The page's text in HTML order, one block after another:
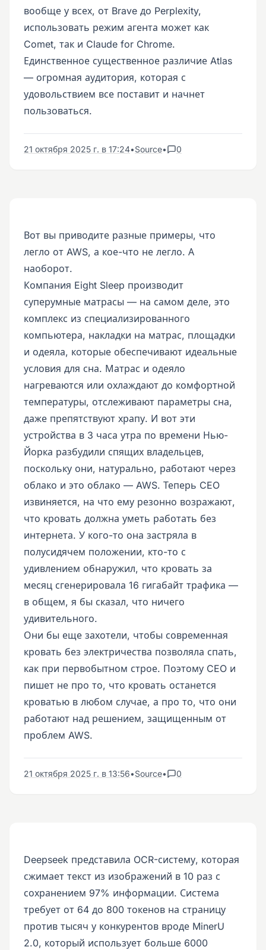
вообще у всех, от Brave до Perplexity,
использовать режим агента может как
Comet, так и Claude for Chrome.
Единственное существенное различие Atlas
— огромная аудитория, которая с
удовольствием все поставит и начнет
пользоваться.
21 октября 2025 г. в 17:24•Source• 0
Вот вы приводите разные примеры, что
легло от AWS, а кое-что не легло. А
наоборот.
Компания Eight Sleep производит
суперумные матрасы — на самом деле, это
комплекс из специализированного
компьютера, накладки на матрас, площадки
и одеяла, которые обеспечивают идеальные
условия для сна. Матрас и одеяло
нагреваются или охлаждают до комфортной
температуры, отслеживают параметры сна,
даже препятствуют храпу. И вот эти
устройства в 3 часа утра по времени Нью-
Йорка разбудили спящих владельцев,
поскольку они, натурально, работают через
облако и это облако — AWS. Теперь CEO
извиняется, на что ему резонно возражают,
что кровать должна уметь работать без
интернета. У кого-то она застряла в
полусидячем положении, кто-то с
удивлением обнаружил, что кровать за
месяц сгенерировала 16 гигабайт трафика —
в общем, я бы сказал, что ничего
удивительного.
Они бы еще захотели, чтобы современная
кровать без электричества позволяла спать,
как при первобытном строе. Поэтому CEO и
пишет не про то, что кровать останется
кроватью в любом случае, а про то, что они
работают над решением, защищенным от
проблем AWS.
21 октября 2025 г. в 13:56•Source• 0
Deepseek представила OCR-систему, которая
сжимает текст из изображений в 10 раз с
сохранением 97% информации. Система
требует от 64 до 800 токенов на страницу
против тысяч у конкурентов вроде MinerU
2.0, который использует больше 6000